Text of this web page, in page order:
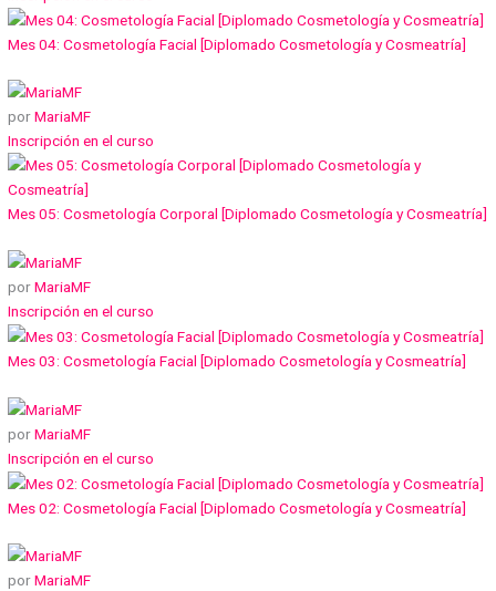
Mes 04: Cosmetología Facial [Diplomado Cosmetología y Cosmeatría]
porMariaMF
Inscripción en el curso
Mes 05: Cosmetología Corporal [Diplomado Cosmetología y Cosmeatría]
porMariaMF
Inscripción en el curso
Mes 03: Cosmetología Facial [Diplomado Cosmetología y Cosmeatría]
porMariaMF
Inscripción en el curso
Mes 02: Cosmetología Facial [Diplomado Cosmetología y Cosmeatría]
porMariaMF